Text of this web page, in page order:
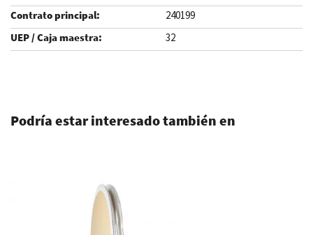
240199
32
Podría estar interesado también en